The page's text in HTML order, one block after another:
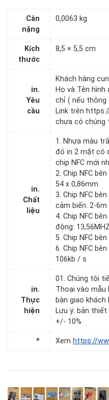
Cân
nặng
0,0063 kg
Kích
thước
8,5 × 5,5 cm
in.
Yêu
cầu
Khách hàng
Họ và Tên
chỉ ( nếu
Link trên
chưa có chúng
in.
Chất
liệu
1. Nhựa màu
đó in 2 mặt có
chip NFC mới
2. Chip NFC
54 x 0,86mm
3. Chip NFC
cảm biến: 2-
4. Chip NFC
động: 13,56MHZ
5. Chip NFC
6. Chip NFC
106kb / s
in.
Thực
hiện
01. Chúng tôi
Thoại vào mẫu
bàn giao khách
Lưu ý: bản
+/- 10%
* Xem https://